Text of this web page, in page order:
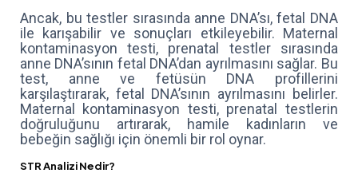
Ancak, bu testler sırasında anne DNA’sı, fetal DNA
ile karışabilir ve sonuçları etkileyebilir. Maternal
kontaminasyon testi, prenatal testler sırasında
anne DNA’sının fetal DNA’dan ayrılmasını sağlar. Bu
test, anne ve fetüsün DNA profillerini
karşılaştırarak, fetal DNA’sının ayrılmasını belirler.
Maternal kontaminasyon testi, prenatal testlerin
doğruluğunu artırarak, hamile kadınların ve
bebeğin sağlığı için önemli bir rol oynar.
STR Analizi Nedir?